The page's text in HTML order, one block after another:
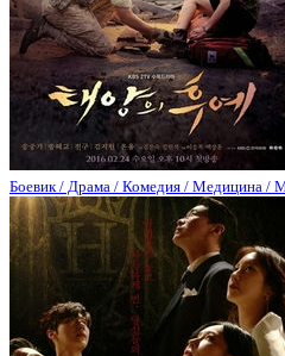
Боевик / Драма / Комедия / Медицина /